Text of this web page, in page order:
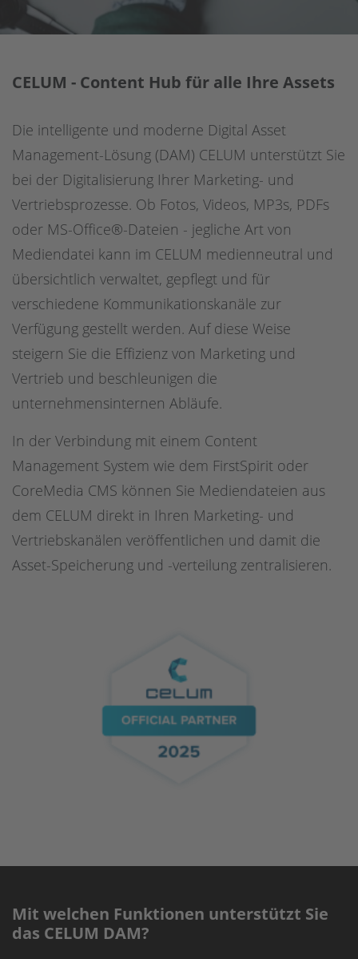
Digitale Barrierefreiheit
Sharedien DAM
Contentful
Netlify
OpenText
Usercentrics
CELUM - Content Hub für alle Ihre Assets
Die intelligente und moderne Digital Asset
Management-Lösung (DAM) CELUM unterstützt Sie
bei der Digitalisierung Ihrer Marketing- und
Vertriebsprozesse. Ob Fotos, Videos, MP3s, PDFs
oder MS-Office®-Dateien - jegliche Art von
Mediendatei kann im CELUM medienneutral und
übersichtlich verwaltet, gepflegt und für
verschiedene Kommunikationskanäle zur
Verfügung gestellt werden. Auf diese Weise
steigern Sie die Effizienz von Marketing und
Vertrieb und beschleunigen die
unternehmensinternen Abläufe.
In der Verbindung mit einem Content
Management System wie dem FirstSpirit oder
CoreMedia CMS können Sie Mediendateien aus
dem CELUM direkt in Ihren Marketing- und
Vertriebskanälen veröffentlichen und damit die
Asset-Speicherung und -verteilung zentralisieren.
Mit welchen Funktionen unterstützt Sie
das CELUM DAM?